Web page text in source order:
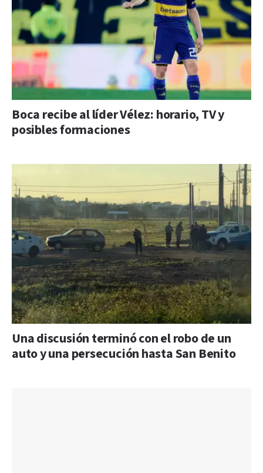
Boca recibe al líder Vélez: horario, TV y
posibles formaciones
Una discusión terminó con el robo de un
auto y una persecución hasta San Benito